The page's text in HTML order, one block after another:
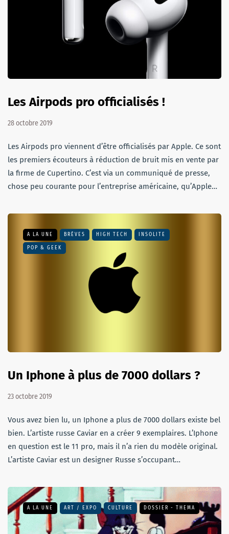
Les Airpods pro officialisés !
28 octobre 2019
Les Airpods pro viennent d’être officialisés par Apple. Ce sont
les premiers écouteurs à réduction de bruit mis en vente par
la firme de Cupertino. C’est via un communiqué de presse,
chose peu courante pour l’entreprise américaine, qu’Apple…
A LA UNE BRÈVES HIGH TECH INSOLITE
POP & GEEK
Un Iphone à plus de 7000 dollars ?
23 octobre 2019
Vous avez bien lu, un Iphone a plus de 7000 dollars existe bel
bien. L’artiste russe Caviar en a créer 9 exemplaires. L’Iphone
en question est le 11 pro, mais il n’a rien du modèle original.
L’artiste Caviar est un designer Russe s’occupant…
A LA UNE ART / EXPO CULTURE DOSSIER - THEMA